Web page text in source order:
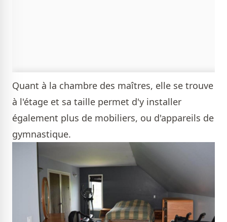
Quant à la chambre des maîtres, elle se trouve
à l'étage et sa taille permet d'y installer
également plus de mobiliers, ou d'appareils de
gymnastique.